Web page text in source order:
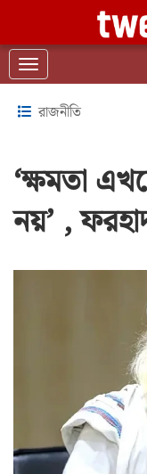
Toggle navigation
রাজনীতি
‘ক্ষমতা
নয়’ ,